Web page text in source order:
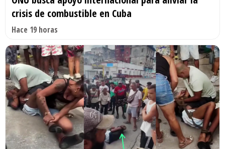
crisis de combustible en Cuba
Hace 19 horas